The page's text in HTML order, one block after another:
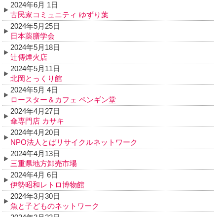
2024年6月 1日
古民家コミュニティ ゆずり葉
2024年5月25日
日本薬膳学会
2024年5月18日
辻傳煙火店
2024年5月11日
北岡とっくり館
2024年5月 4日
ロースター＆カフェ ペンギン堂
2024年4月27日
傘専門店 カサキ
2024年4月20日
NPO法人とばリサイクルネットワーク
2024年4月13日
三重県地方卸売市場
2024年4月 6日
伊勢昭和レトロ博物館
2024年3月30日
魚と子どものネットワーク